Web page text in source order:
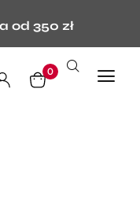
od 350 zł
0